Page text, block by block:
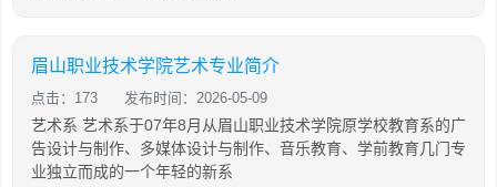
眉山职业技术学院艺术专业简介
点击：173 发布时间：2026-05-09
艺术系 艺术系于07年8月从眉山职业技术学院原学校教育系的广
告设计与制作、多媒体设计与制作、音乐教育、学前教育几门专
业独立而成的一个年轻的新系